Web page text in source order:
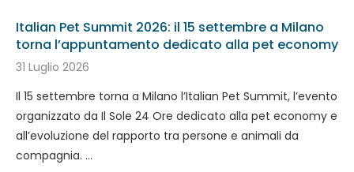
Italian Pet Summit 2026: il 15 settembre a Milano
torna l’appuntamento dedicato alla pet economy
31 Luglio 2026
Il 15 settembre torna a Milano l’Italian Pet Summit, l’evento
organizzato da Il Sole 24 Ore dedicato alla pet economy e
all’evoluzione del rapporto tra persone e animali da
compagnia. …